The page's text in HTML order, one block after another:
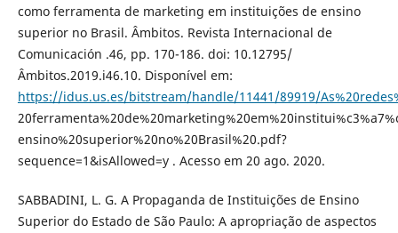
como ferramenta de marketing em instituições de ensino
superior no Brasil. Âmbitos. Revista Internacional de
Comunicación .46, pp. 170-186. doi: 10.12795/
Âmbitos.2019.i46.10. Disponível em:
https://idus.us.es/bitstream/handle/11441/89919/
ensino%20superior%20no%20Brasil%20.pdf?
sequence=1&isAllowed=y . Acesso em 20 ago. 2020.
SABBADINI, L. G. A Propaganda de Instituições de Ensino
Superior do Estado de São Paulo: A apropriação de aspectos